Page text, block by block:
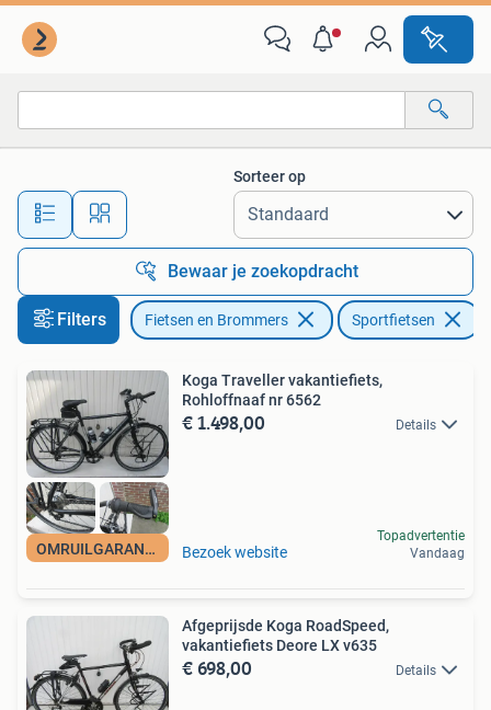
Alle afstanden…
Sorteer op
Bewaar je zoekopdracht
Filters Fietsen en Brommers Sportfietsen
OMRUILGARANTIE
Koga Traveller vakantiefiets,
Rohloffnaaf nr 6562
€ 1.498,00 Details
Bezoek website
Topadvertentie
Vandaag
Afgeprijsde Koga RoadSpeed,
vakantiefiets Deore LX v635
€ 698,00 Details